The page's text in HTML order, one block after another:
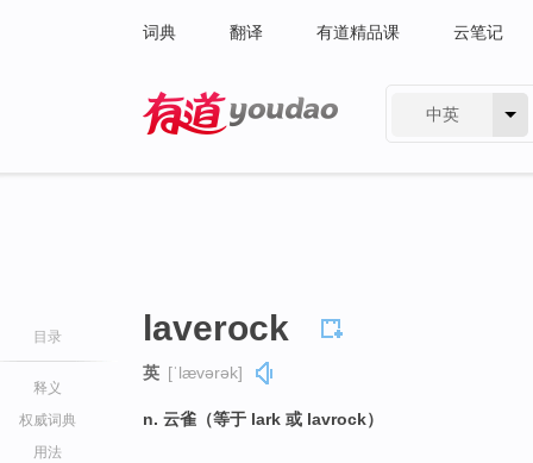
词典 翻译 有道精品课 云笔记
中英
目录
释义
权威词典
用法
laverock
英 [ˈlævərək]
n. 云雀（等于 lark 或 lavrock）